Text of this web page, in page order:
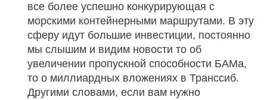
все более успешно конкурирующая с
морскими контейнерными маршрутами. В эту
сферу идут большие инвестиции, постоянно
мы слышим и видим новости то об
увеличении пропускной способности БАМа,
то о миллиардных вложениях в Транссиб.
Другими словами, если вам нужно